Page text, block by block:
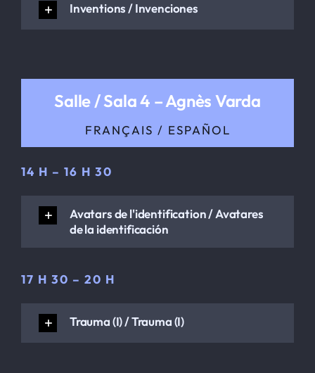
Inventions / Invenciones
Salle / Sala 4 – Agnès Varda
FRANÇAIS / ESPAÑOL
14 H – 16 H 30
Avatars de l'identification / Avatares
de la identificación
17 H 30 – 20 H
Trauma (I) / Trauma (I)